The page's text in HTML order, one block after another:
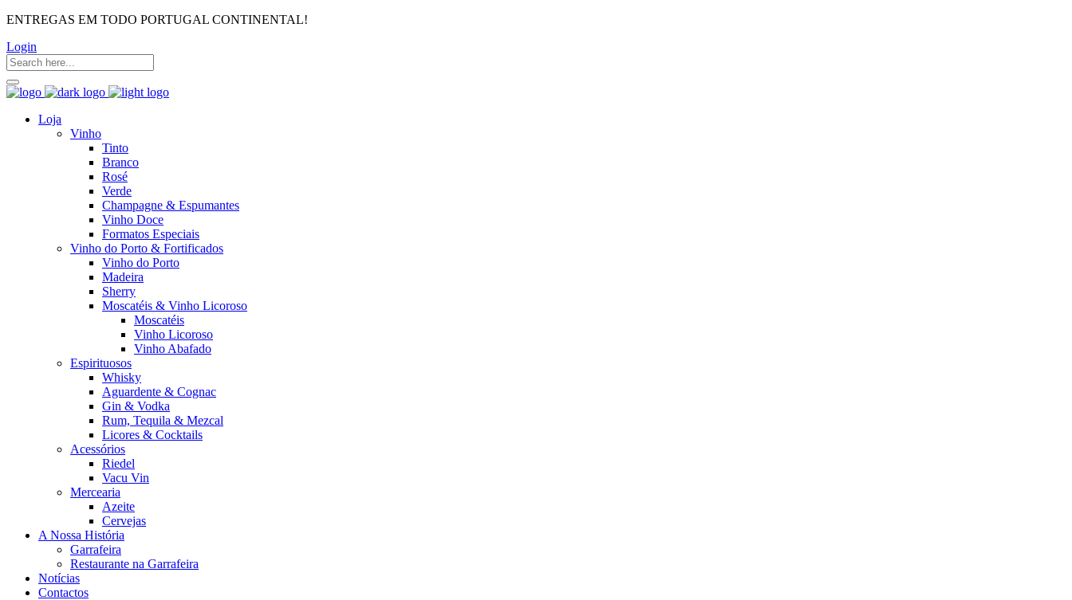
ENTREGAS EM TODO PORTUGAL CONTINENTAL!
Login
Loja
Vinho
Tinto
Branco
Rosé
Verde
Champagne & Espumantes
Vinho Doce
Formatos Especiais
Vinho do Porto & Fortificados
Vinho do Porto
Madeira
Sherry
Moscatéis & Vinho Licoroso
Moscatéis
Vinho Licoroso
Vinho Abafado
Espirituosos
Whisky
Aguardente & Cognac
Gin & Vodka
Rum, Tequila & Mezcal
Licores & Cocktails
Acessórios
Riedel
Vacu Vin
Mercearia
Azeite
Cervejas
A Nossa História
Garrafeira
Restaurante na Garrafeira
Notícias
Contactos